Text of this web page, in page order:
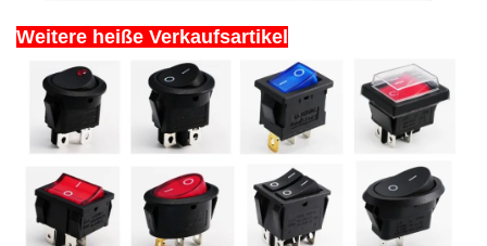
Weitere heiße Verkaufsartikel